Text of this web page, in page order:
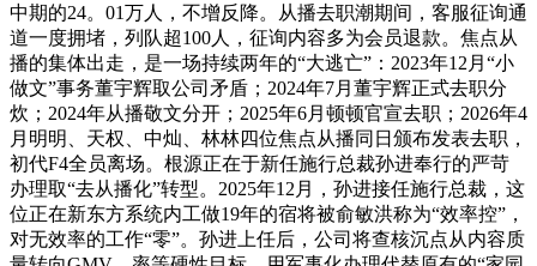
中期的24。01万人，不增反降。从播去职潮期间，客服征询通
道一度拥堵，列队超100人，征询内容多为会员退款。焦点从
播的集体出走，是一场持续两年的“大逃亡”：2023年12月“小
做文”事务董宇辉取公司矛盾；2024年7月董宇辉正式去职分
炊；2024年从播敬文分开；2025年6月顿顿官宣去职；2026年4
月明明、天权、中灿、林林四位焦点从播同日颁布发表去职，
初代F4全员离场。根源正在于新任施行总裁孙进奉行的严苛
办理取“去从播化”转型。2025年12月，孙进接任施行总裁，这
位正在新东方系统内工做19年的宿将被俞敏洪称为“效率控”，
对无效率的工作“零”。孙进上任后，公司将查核沉点从内容质